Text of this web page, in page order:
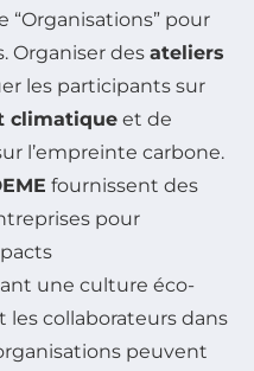
pour
Organiser des ateliers
les participants sur
climatique et de
l’empreinte carbone.
fournissent des
pour
une culture éco-
les collaborateurs dans
peuvent